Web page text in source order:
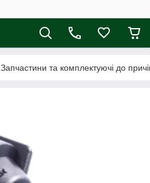
Запчастини та комплектуючі до